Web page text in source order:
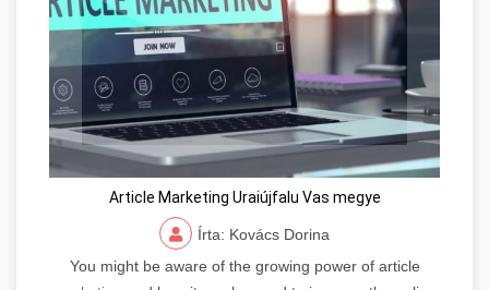
Article Marketing Uraiújfalu Vas megye
Írta: Kovács Dorina
You might be aware of the growing power of article